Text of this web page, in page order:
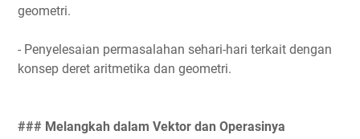
geometri.
- Penyelesaian permasalahan sehari-hari terkait dengan
konsep deret aritmetika dan geometri.
### Melangkah dalam Vektor dan Operasinya